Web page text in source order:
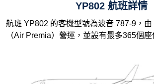
YP802 航班詳情
航班 YP802 的客機型號為波音 787-9，由
（Air Premia）營運，並設有最多365個座